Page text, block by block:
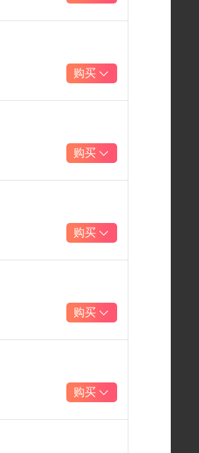
购买
购买
购买
购买
购买